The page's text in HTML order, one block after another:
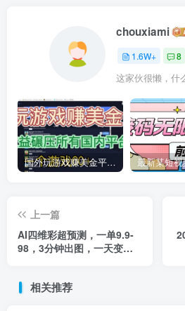
chouxiami
1.6W+ 8
这家伙很懒，什
国外玩游戏赚美金平台，一个游戏60+，收益碾压国内所有平台
上一篇
AI四维彩超预测，一单9.9-
98，3分钟出图，一天变现
相关推荐